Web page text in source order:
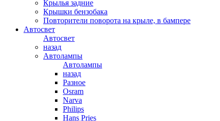
Крылья задние
Крышки бензобака
Повторители поворота на крыле, в бампере
Автосвет
Автосвет
назад
Автолампы
Автолампы
назад
Разное
Osram
Narva
Philips
Hans Pries